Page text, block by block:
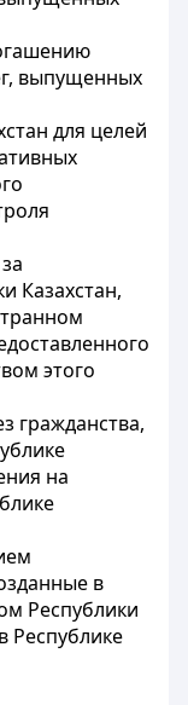
выпущенных
для целей
Казахстан,
этого
гражданства,
на
в
Республики
Республике